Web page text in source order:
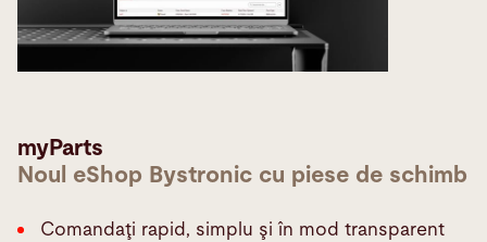
myParts
Noul eShop Bystronic cu piese de schimb
Comandaţi rapid, simplu şi în mod transparent